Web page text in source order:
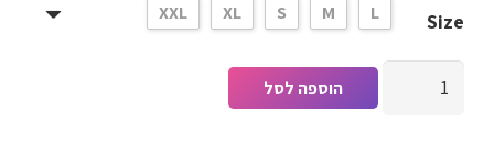
Size
L
M
S
XL
XXL
הוספה לסל